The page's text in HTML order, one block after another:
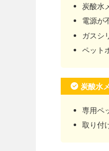
炭酸水
電源が
ガスシ
ペット
炭酸水
専用ペ
取り付